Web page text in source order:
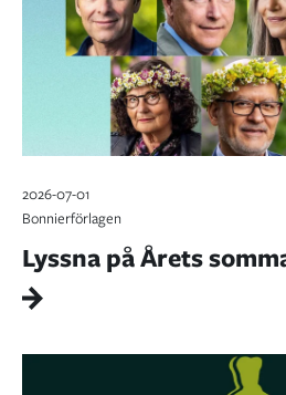
2026-07-01
Bonnierförlagen
Lyssna på Årets